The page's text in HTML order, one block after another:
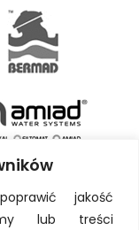
jakość
lub treści